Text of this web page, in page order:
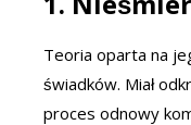
Teoria oparta na
świadków. Miał
proces odnowy